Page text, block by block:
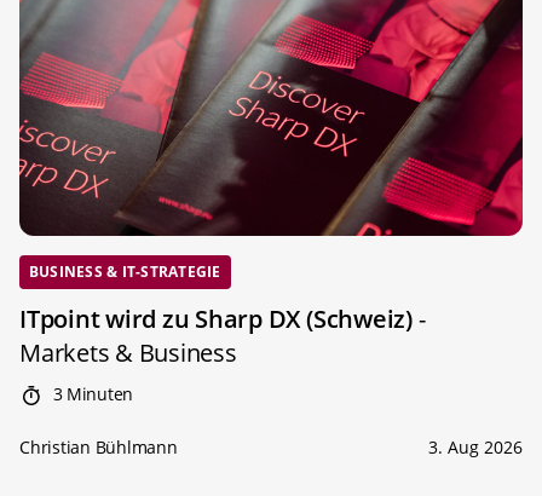
BUSINESS & IT-STRATEGIE
ITpoint wird zu Sharp DX (Schweiz)-
Markets & Business
3 Minuten
Christian Bühlmann 3. Aug 2026